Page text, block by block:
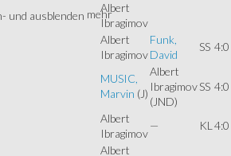
mehrAlbert
Ibragimov
Albert
Ibragimov
Funk,
David
SS 4:0
MUSIC,
Marvin (J)
Albert
Ibragimov
(JND)
SS 4:0
Albert
Ibragimov
— KL 4:0
Albert